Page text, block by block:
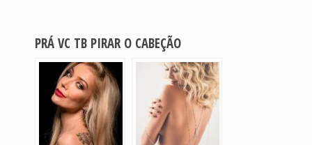
PRÁ VC TB PIRAR O CABEÇÃO